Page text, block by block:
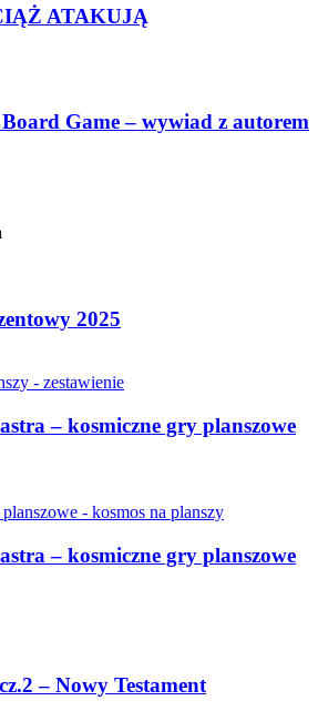
ATAKUJĄ
Game – wywiad z autorem
2025
– kosmiczne gry planszowe
– kosmiczne gry planszowe
– Nowy Testament